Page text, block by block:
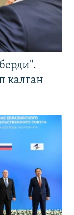
калган